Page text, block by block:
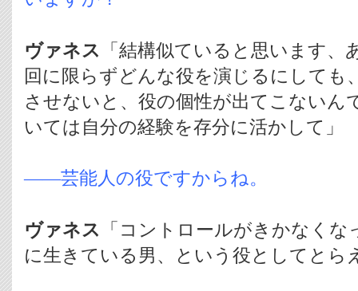
ヴァネス
「結構似ていると思います、
回に限らずどんな役を演じるにしても
させないと、役の個性が出てこないん
いては自分の経験を存分に活かして」
――芸能人の役ですからね。
ヴァネス
「コントロールがきかなく
に生きている男、という役としてとら